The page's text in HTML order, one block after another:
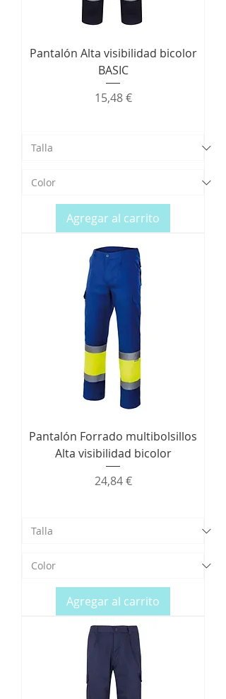
Pantalón Alta visibilidad bicolor
BASIC
Precio
15,48 €
Agregar al carrito
Pantalón Forrado multibolsillos
Alta visibilidad bicolor
Precio
24,84 €
Agregar al carrito